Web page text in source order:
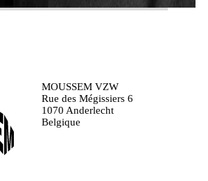
MOUSSEM VZW
Rue des Mégissiers 6
1070 Anderlecht
Belgique